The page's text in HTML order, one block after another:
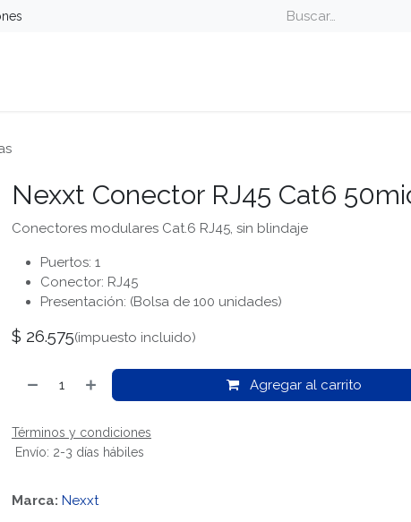
Nexxt Conector RJ45 Cat6
Conectores modulares Cat.6 RJ45, sin blindaje
Puertos: 1
Conector: RJ45
Presentación: (Bolsa de 100 unidades)
$ 26.575(impuesto incluido)
Agregar al carrito
Términos y condiciones
Envío: 2-3 días hábiles
Marca: Nexxt